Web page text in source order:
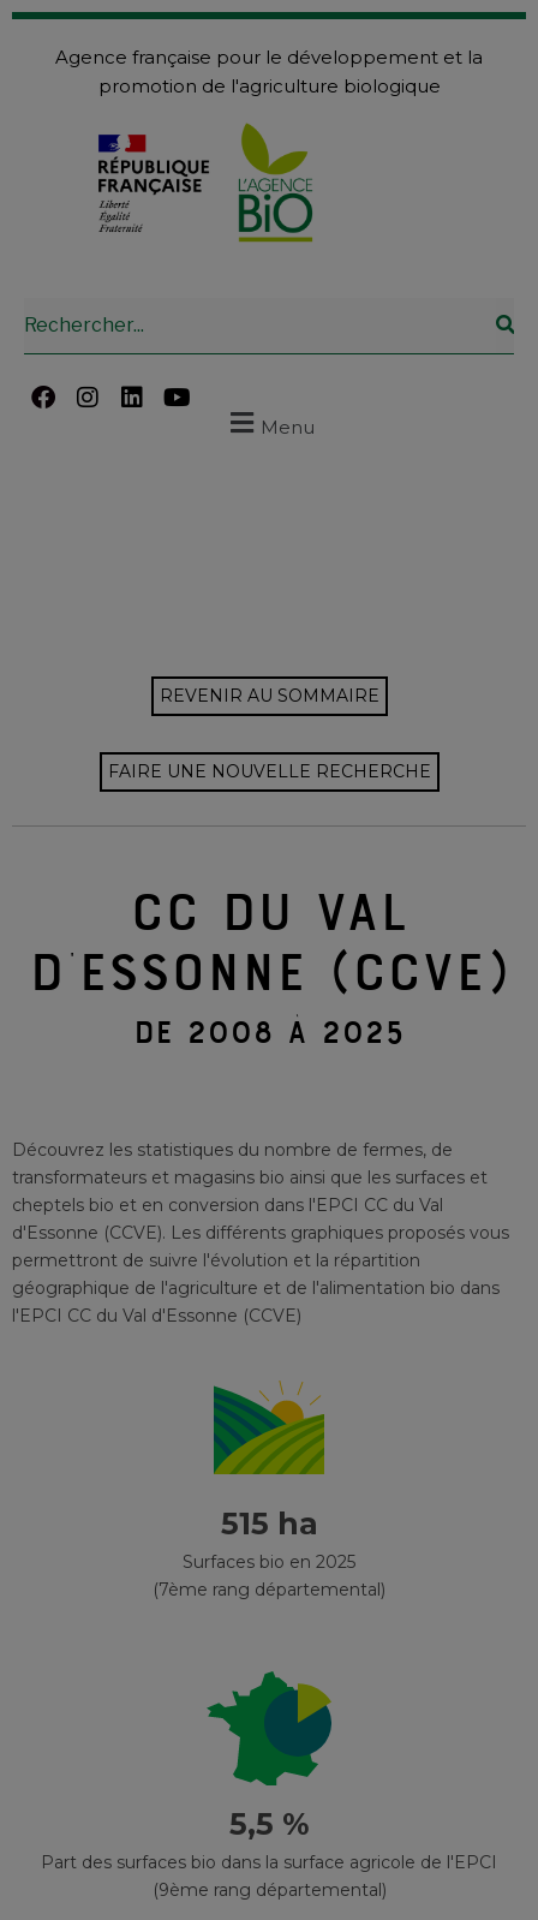
Agence française pour le développement et la
promotion de l'agriculture biologique
Menu
REVENIR AU SOMMAIRE
FAIRE UNE NOUVELLE RECHERCHE
CC DU VAL
D'ESSONNE (CCVE)
DE 2008 À 2025
Découvrez les statistiques du nombre de fermes, de
transformateurs et magasins bio ainsi que les surfaces et
cheptels bio et en conversion dans l'EPCI CC du Val
d'Essonne (CCVE). Les différents graphiques proposés vous
permettront de suivre l'évolution et la répartition
géographique de l'agriculture et de l'alimentation bio dans
l'EPCI CC du Val d'Essonne (CCVE)
515 ha
Surfaces bio en 2025
(7ème rang départemental)
5,5 %
Part des surfaces bio dans la surface agricole de l'EPCI
(9ème rang départemental)